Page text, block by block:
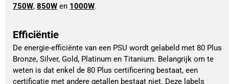
750W, 850W en 1000W.
Efficiëntie
De energie-efficiënte van een PSU wordt gelabeld met 80 Plus
Bronze, Silver, Gold, Platinum en Titanium. Belangrijk om te
weten is dat enkel de 80 Plus certificering bestaat, een
certificatie met andere getallen bestaat niet. Deze labels